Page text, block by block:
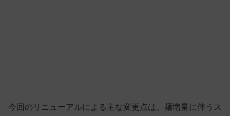
今回のリニューアルによる主な変更点は、麺増量に伴うス